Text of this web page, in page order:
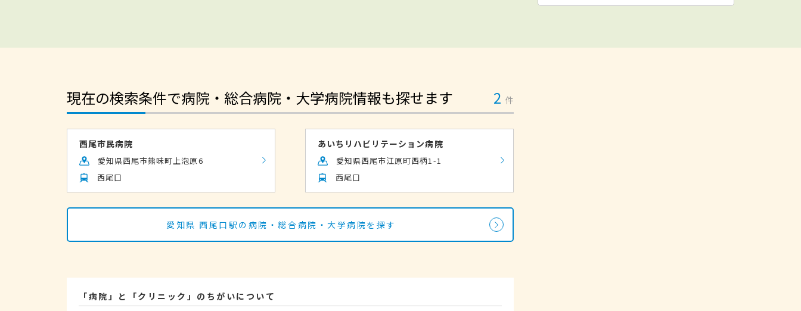
現在の検索条件で病院・総合病院・大学病院情報も探せます 2 件
西尾市民病院
愛知県西尾市熊味町上泡原6
西尾口
あいちリハビリテーション病院
愛知県西尾市江原町西柄1-1
西尾口
愛知県 西尾口駅の病院・総合病院・大学病院を探す
「病院」と「クリニック」のちがいについて